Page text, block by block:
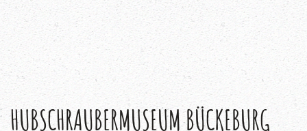
KLEINE WANDERUNGEN IM SÜNTEL
Im Süntel